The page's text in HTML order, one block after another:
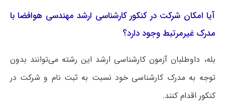
آیا امکان شرکت در کنکور کارشناسی ارشد مهندسی هوافضا با
مدرک غیرمرتبط وجود دارد؟
بله، داوطلبان آزمون کارشناسی ارشد این رشته می‌توانند بدون
توجه به مدرک کارشناسی خود نسبت به ثبت نام و شرکت در
کنکور اقدام کنند.